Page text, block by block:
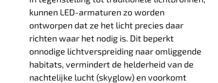
kunnen LED-armaturen zo worden
ontworpen dat ze het licht precies daar
richten waar het nodig is. Dit beperkt
onnodige lichtverspreiding naar omliggende
habitats, vermindert de helderheid van de
nachtelijke lucht (skyglow) en voorkomt